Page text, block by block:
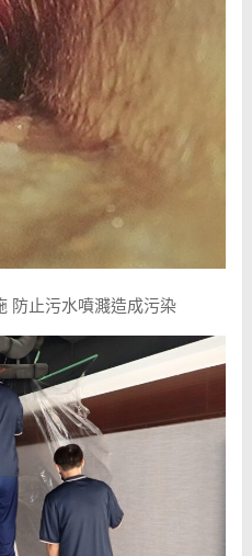
防止污水噴濺造成污染